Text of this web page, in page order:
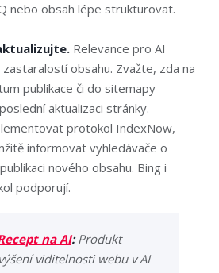
nebo obsah lépe strukturovat.
Relevance pro AI
obsahu. Zvažte, zda na
publikace či do sitemapy
aktualizaci stránky.
protokol IndexNow,
informovat vyhledávače o
nového obsahu. Bing i
podporují.
na AI: Produkt
viditelnosti webu v AI